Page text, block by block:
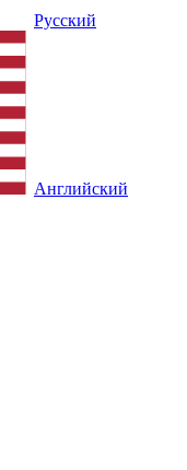
Русский
Английский